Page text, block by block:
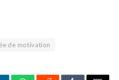
de motivation